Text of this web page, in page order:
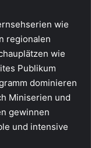
wie
regionalen
wie
Publikum
dominieren
Miniserien und
gewinnen
und intensive